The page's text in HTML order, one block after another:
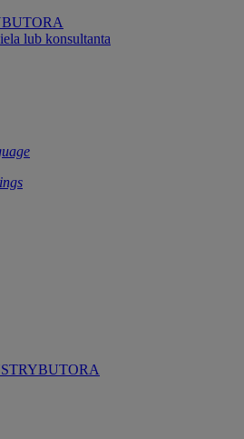
lub konsultanta